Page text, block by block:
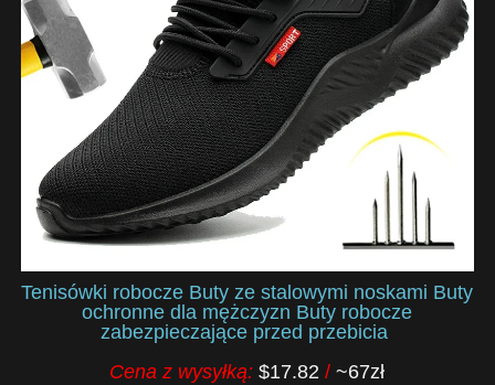
Tenisówki robocze Buty ze stalowymi noskami Buty
ochronne dla mężczyzn Buty robocze
zabezpieczające przed przebicia
Cena z wysyłką:$17.82/~67zł